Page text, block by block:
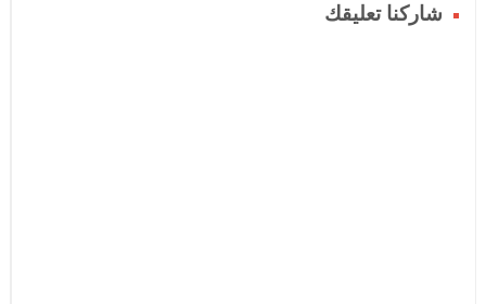
شاركنا تعليقك